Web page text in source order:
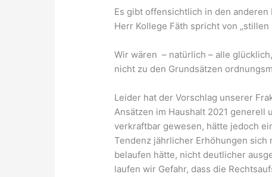
Es gibt offensichtlich in den
Herr Kollege Fäth spricht von
Wir wären – natürlich – alle
nicht zu den Grundsätzen
Leider hat der Vorschlag unserer
Ansätzen im Haushalt 2021 generell
verkraftbar gewesen, hätte jedoch
Tendenz jährlicher Erhöhungen
belaufen hätte, nicht deutlicher
laufen wir Gefahr, dass die